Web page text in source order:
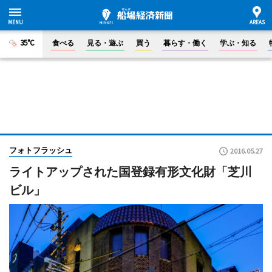
35°C 食べる 見る・遊ぶ 買う 暮らす・働く 学ぶ・知る
フォトフラッシュ 2016.05.27
ライトアップされた国登録有形文化財「芝川
ビル」